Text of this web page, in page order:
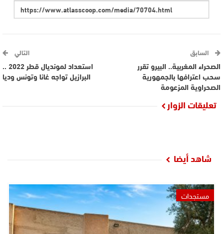
السابق
الصحراء المغربية.. البيرو تقرر
سحب اعترافها بالجمهورية
الصحراوية المزعومة
التالي
استعداد لمونديال قطر 2022 ..
البرازيل تواجه غانا وتونس وديا
تعليقات الزوار
شاهد أيضا
مستجدات